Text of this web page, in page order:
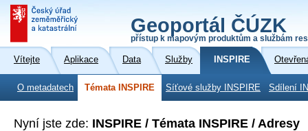
Geoportál ČÚZK
přístup k mapovým produktům a službám
Vítejte Aplikace Data Služby INSPIRE
O metadatech Témata INSPIRE Síťové služby INSPIRE Sdílení
Nyní jste zde: INSPIRE / Témata INSPIRE / Adresy